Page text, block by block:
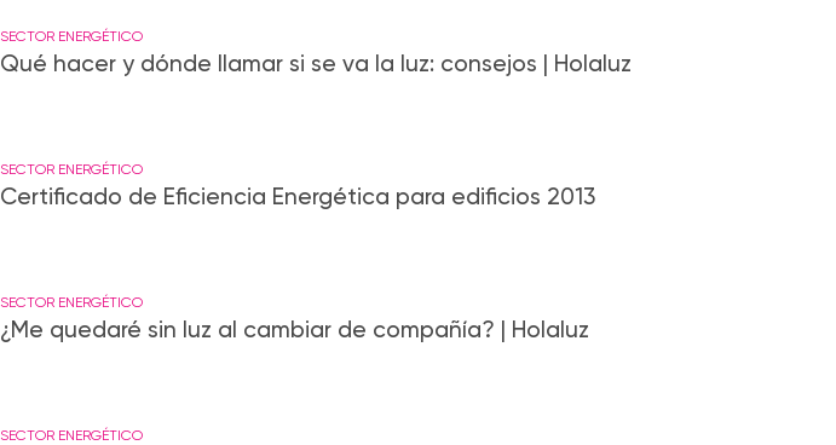
SECTOR ENERGÉTICO
Qué hacer y dónde llamar si se va la luz: consejos | Holaluz
SECTOR ENERGÉTICO
Certificado de Eficiencia Energética para edificios 2013
SECTOR ENERGÉTICO
¿Me quedaré sin luz al cambiar de compañía? | Holaluz
SECTOR ENERGÉTICO